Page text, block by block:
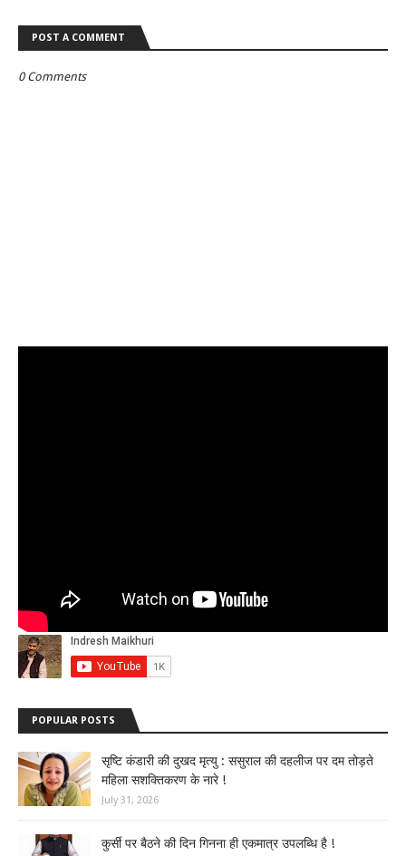
POST A COMMENT
0 Comments
POPULAR POSTS
सृष्टि कंडारी की दुखद मृत्यु : ससुराल की दहलीज पर दम तोड़ते
महिला सशक्तिकरण के नारे !
July 31, 2026
कुर्सी पर बैठने की दिन गिनना ही एकमात्र उपलब्धि है !